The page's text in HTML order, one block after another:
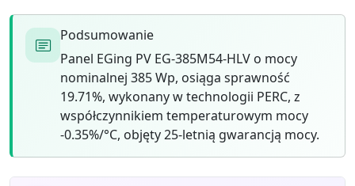
Podsumowanie
Panel EGing PV EG-385M54-HLV o mocy
nominalnej 385 Wp, osiąga sprawność
19.71%, wykonany w technologii PERC, z
współczynnikiem temperaturowym mocy
-0.35%/°C, objęty 25-letnią gwarancją mocy.